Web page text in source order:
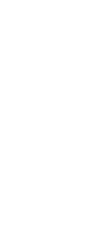
des